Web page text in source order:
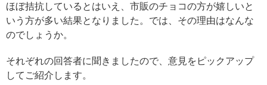
ほぼ拮抗しているとはいえ、市販のチョコの方が嬉しいと
いう方が多い結果となりました。では、その理由はなんな
のでしょうか。
それぞれの回答者に聞きましたので、意見をピックアップ
してご紹介します。